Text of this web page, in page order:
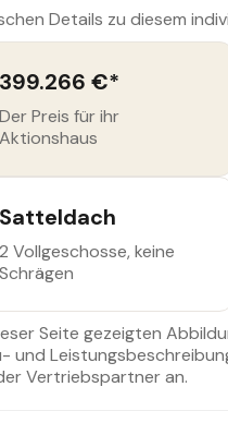
Details zu diesem
399.266 €*
Der Preis für ihr
Aktionshaus
Satteldach
2 Vollgeschosse, keine
Schrägen
Seite gezeigten
und
Vertriebspartner an.